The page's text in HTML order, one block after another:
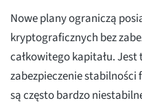
Nowe plany ograniczą
kryptograficznych bez
całkowitego kapitału.
zabezpieczenie
są często bardzo